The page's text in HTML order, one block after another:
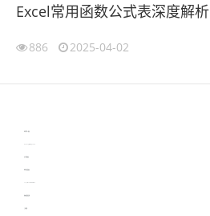
Excel常用函数公式表深度解析
886 2025-04-02